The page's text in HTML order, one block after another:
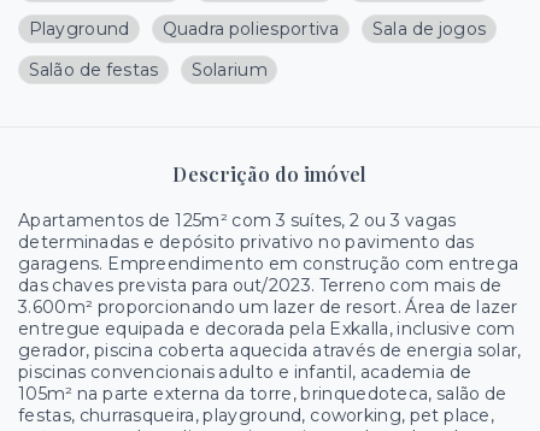
Playground
Quadra poliesportiva
Sala de jogos
Salão de festas
Solarium
Descrição do imóvel
Apartamentos de 125m² com 3 suítes, 2 ou 3 vagas
determinadas e depósito privativo no pavimento das
garagens. Empreendimento em construção com entrega
das chaves prevista para out/2023. Terreno com mais de
3.600m² proporcionando um lazer de resort. Área de lazer
entregue equipada e decorada pela Exkalla, inclusive com
gerador, piscina coberta aquecida através de energia solar,
piscinas convencionais adulto e infantil, academia de
105m² na parte externa da torre, brinquedoteca, salão de
festas, churrasqueira, playground, coworking, pet place,